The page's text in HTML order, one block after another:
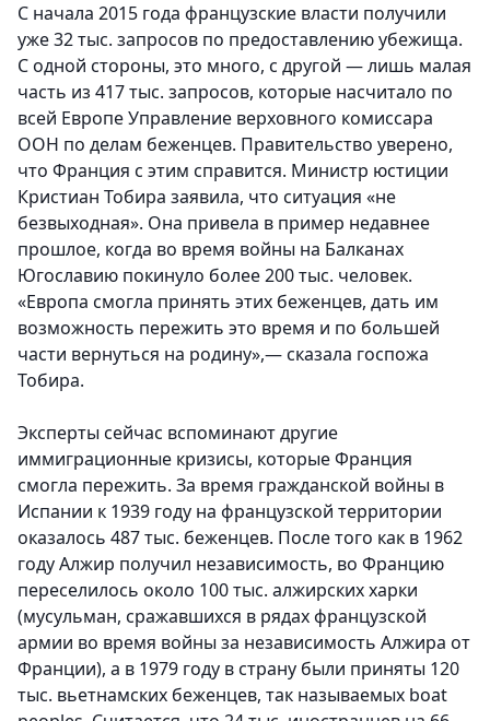
С начала 2015 года французские власти получили
уже 32 тыс. запросов по предоставлению убежища.
С одной стороны, это много, с другой — лишь малая
часть из 417 тыс. запросов, которые насчитало по
всей Европе Управление верховного комиссара
ООН по делам беженцев. Правительство уверено,
что Франция с этим справится. Министр юстиции
Кристиан Тобира заявила, что ситуация «не
безвыходная». Она привела в пример недавнее
прошлое, когда во время войны на Балканах
Югославию покинуло более 200 тыс. человек.
«Европа смогла принять этих беженцев, дать им
возможность пережить это время и по большей
части вернуться на родину»,— сказала госпожа
Тобира.
Эксперты сейчас вспоминают другие
иммиграционные кризисы, которые Франция
смогла пережить. За время гражданской войны в
Испании к 1939 году на французской территории
оказалось 487 тыс. беженцев. После того как в 1962
году Алжир получил независимость, во Францию
переселилось около 100 тыс. алжирских харки
(мусульман, сражавшихся в рядах французской
армии во время войны за независимость Алжира от
Франции), а в 1979 году в страну были приняты 120
тыс. вьетнамских беженцев, так называемых boat